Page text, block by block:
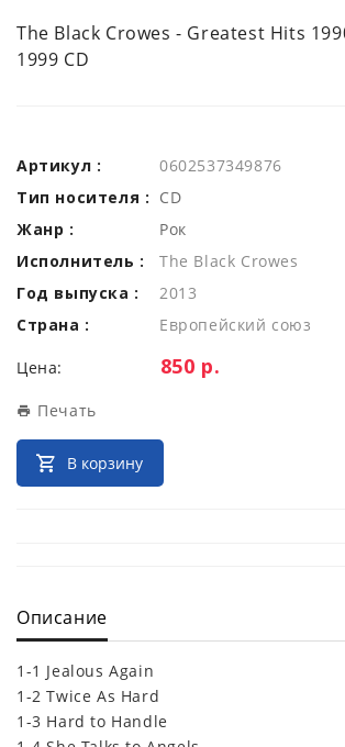
The Black Crowes - Greatest Hits
1999 CD
Артикул :
0602537349876
Тип носителя : CD
Жанр :
Рок
Исполнитель :
The Black Crowes
Год выпуска :
2013
Страна :
Европейский союз
Цена: Цена:
850 р.
Печать
В корзину
Описание
1-1 Jealous Again
1-2 Twice As Hard
1-3 Hard to Handle